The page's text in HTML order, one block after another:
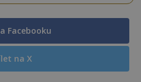
Facebooku
na X